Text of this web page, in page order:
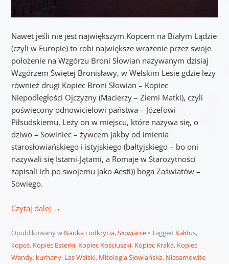
Nawet jeśli nie jest największym Kopcem na Białym Lądzie
(czyli w Europie) to robi największe wrażenie przez swoje
położenie na Wzgórzu Broni Słowian nazywanym dzisiaj
Wzgórzem Świętej Bronisławy, w Welskim Lesie gdzie leży
również drugi Kopiec Broni Słowian – Kopiec
Niepodległości Ojczyzny (Macierzy – Ziemi Matki), czyli
poświęcony odnowicielowi państwa – Józefowi
Piłsudskiemu. Leży on w miejscu, które nazywa się, o
dziwo – Sowiniec – żywcem jakby od imienia
starosłowiańskiego i istyjskiego (bałtyjskiego – bo oni
nazywali się Istami-Jątami, a Romaje w Starożytności
zapisali ich po swojemu jako Aesti)) boga Zaświatów –
Sowiego.
Czytaj dalej →
Opublikowany w Nauka i odkrycia,Słowianie Tagged Kałdus,
kopce, Kopiec Esterki, Kopiec Kościuszki, Kopiec Kraka, Kopiec
Wandy, kurhany, Las Welski, Mitologia Słowiańska, Niesamowite